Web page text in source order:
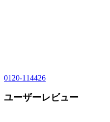
0120-114426
ユーザーレビュー